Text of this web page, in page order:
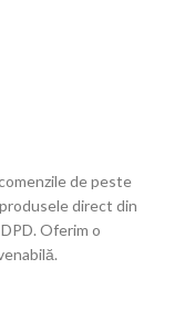
de peste
direct din
Oferim o